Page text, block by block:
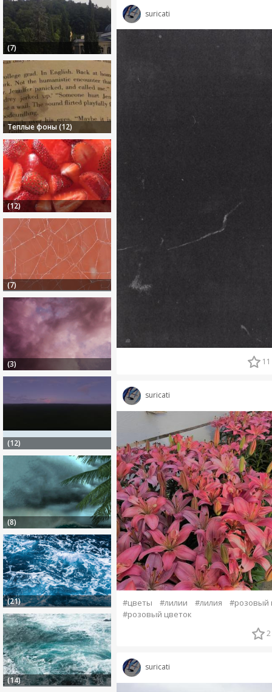
(7)
Теплые фоны (12)
(12)
(7)
(3)
(12)
(8)
(21)
(14)
suricati
11
suricati
#цветы #лилии #лилия
#розовый
#розовый цветок
2
suricati